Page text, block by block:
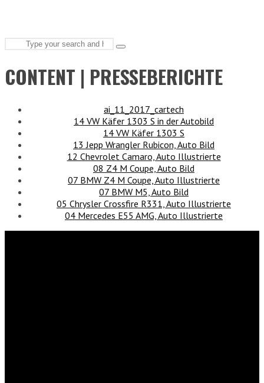
Search
Type
hit
enter
CONTENT | PRESSEBERICHTE
ai_11_2017_cartech
14 VW Käfer 1303 S in der Autobild
14 VW Käfer 1303 S
13 Jepp Wrangler Rubicon, Auto Bild
12 Chevrolet Camaro, Auto Illustrierte
08 Z4 M Coupe, Auto Bild
07 BMW Z4 M Coupe, Auto Illustrierte
07 BMW M5, Auto Bild
05 Chrysler Crossfire R331, Auto Illustrierte
04 Mercedes E55 AMG, Auto Illustrierte